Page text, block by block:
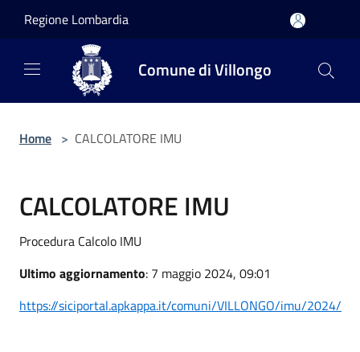
Regione Lombardia
Comune di Villongo
Home > CALCOLATORE IMU
CALCOLATORE IMU
Procedura Calcolo IMU
Ultimo aggiornamento: 7 maggio 2024, 09:01
https://siciportal.apkappa.it/comuni/VILLONGO/imu/2024/